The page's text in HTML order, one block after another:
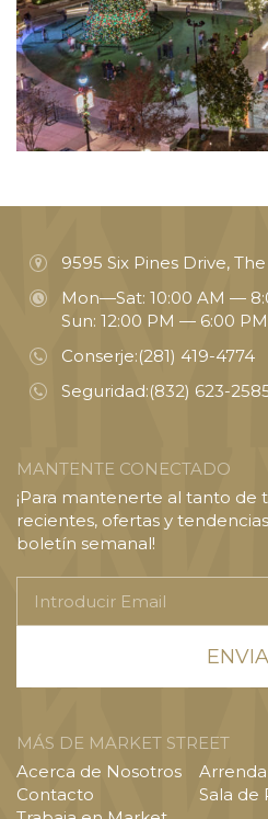
9595 Six Pines Drive,
Mon—Sat: 10:00 AM —
Sun: 12:00 PM — 6:00 PM
Conserje:(281) 419-4774
Seguridad:(832) 623-
MANTENTE CONECTADO
¡Para mantenerte al tanto de
recientes, ofertas y
boletín semanal!
Email
MÁS DE MARKET STREET
Acerca de Nosotros
Contacto
Sala de